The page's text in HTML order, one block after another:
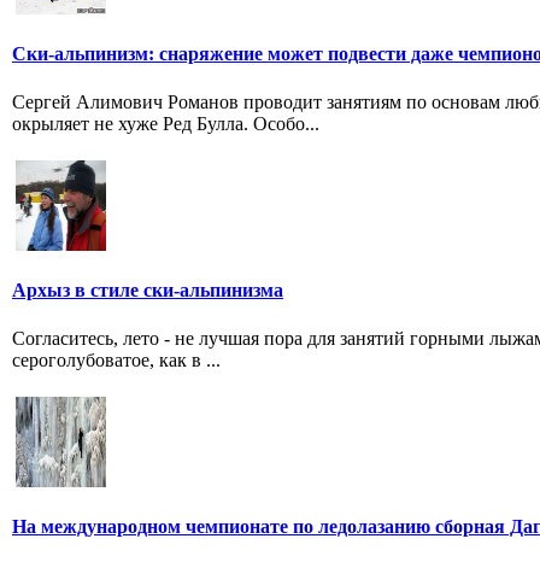
Ски-альпинизм: снаряжение может подвести даже
Сергей Алимович Романов проводит занятиям по основам
окрыляет не хуже Ред Булла. Особо...
Архыз в стиле ски-альпинизма
Согласитесь, лето - не лучшая пора для занятий горными
сероголубоватое, как в ...
На международном чемпионате по ледолазанию сборная